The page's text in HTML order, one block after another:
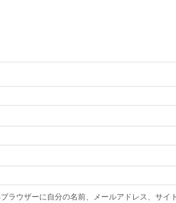
ラウザーに自分の名前、メールアドレス、サイ